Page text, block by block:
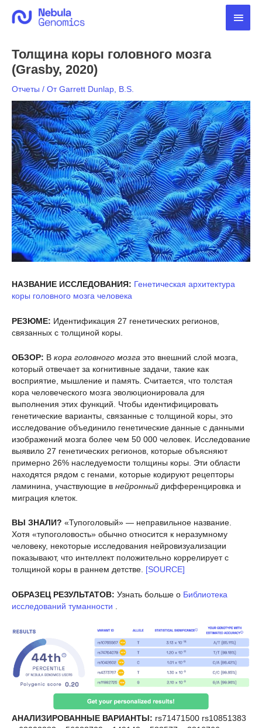
содержимому
Толщина коры головного мозга
(Grasby, 2020)
Отчеты / ОтGarrett Dunlap, B.S.
НАЗВАНИЕ ИССЛЕДОВАНИЯ: Генетическая архитектура
коры головного мозга человека
РЕЗЮМЕ: Идентификация 27 генетических регионов,
связанных с толщиной коры.
ОБЗОР: В кора головного мозга это внешний слой мозга,
который отвечает за когнитивные задачи, такие как
восприятие, мышление и память. Считается, что толстая
кора человеческого мозга эволюционировала для
выполнения этих функций. Чтобы идентифицировать
генетические варианты, связанные с толщиной коры, это
исследование объединило генетические данные с данными
изображений мозга более чем 50 000 человек. Исследование
выявило 27 генетических регионов, которые объясняют
примерно 26% наследуемости толщины коры. Эти области
находятся рядом с генами, которые кодируют рецепторы
ламинина, участвующие в нейронный дифференцировка и
миграция клеток.
ВЫ ЗНАЛИ? «Тупоголовый» — неправильное название.
Хотя «тупоголовость» обычно относится к неразумному
человеку, некоторые исследования нейровизуализации
показывают, что интеллект положительно коррелирует с
толщиной коры в раннем детстве. [SOURCE]
ОБРАЗЕЦ РЕЗУЛЬТАТОВ: Узнать больше о Библиотека
исследований туманности
АНАЛИЗИРОВАННЫЕ ВАРИАНТЫ: rs71471500 rs10851383